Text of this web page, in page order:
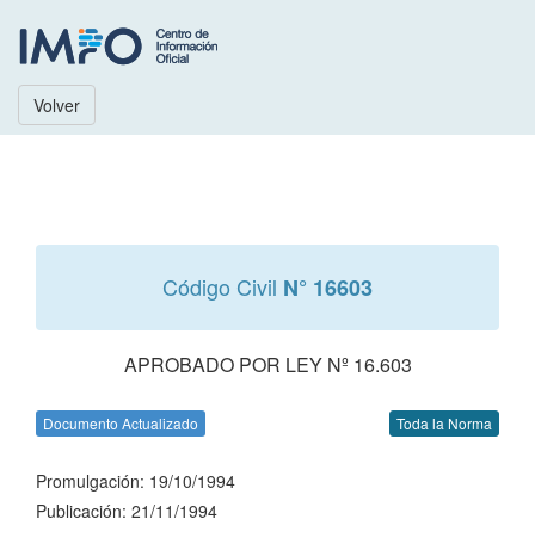
Volver
Código Civil N° 16603
APROBADO POR LEY Nº 16.603
Documento Actualizado Toda la Norma
Promulgación: 19/10/1994
Publicación: 21/11/1994